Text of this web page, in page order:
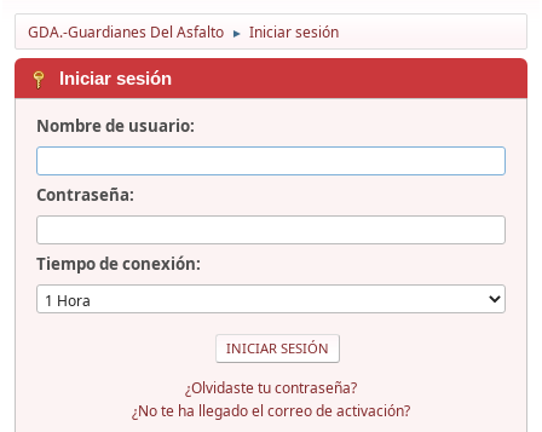
GDA.-Guardianes Del Asfalto ► Iniciar sesión
Iniciar sesión
Nombre de usuario:
Contraseña:
Tiempo de conexión:
¿Olvidaste tu contraseña?
¿No te ha llegado el correo de activación?